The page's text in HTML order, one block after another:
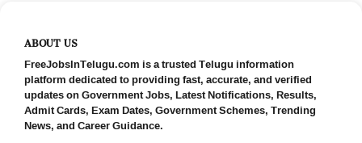
ABOUT US
FreeJobsInTelugu.com is a trusted Telugu information
platform dedicated to providing fast, accurate, and verified
updates on Government Jobs, Latest Notifications, Results,
Admit Cards, Exam Dates, Government Schemes, Trending
News, and Career Guidance.